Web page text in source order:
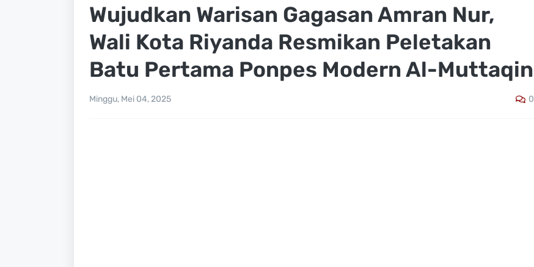
Wujudkan Warisan Gagasan Amran Nur,
Wali Kota Riyanda Resmikan Peletakan
Batu Pertama Ponpes Modern Al-Muttaqin
Minggu, Mei 04, 2025 0